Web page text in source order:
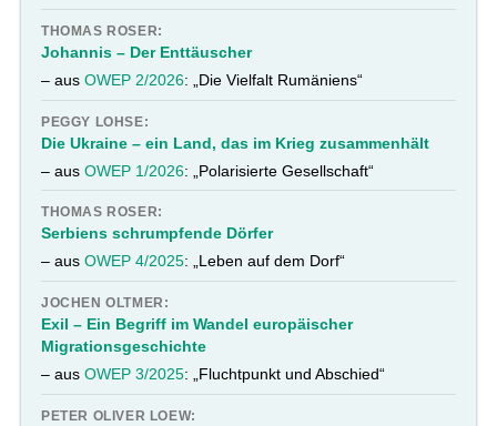
THOMAS ROSER:
Johannis – Der Enttäuscher
– ausOWEP 2/2026: „Die Vielfalt Rumäniens“
PEGGY LOHSE:
Die Ukraine – ein Land, das im Krieg zusammenhält
– ausOWEP 1/2026: „Polarisierte Gesellschaft“
THOMAS ROSER:
Serbiens schrumpfende Dörfer
– ausOWEP 4/2025: „Leben auf dem Dorf“
JOCHEN OLTMER:
Exil – Ein Begriff im Wandel europäischer
Migrationsgeschichte
– ausOWEP 3/2025: „Fluchtpunkt und Abschied“
PETER OLIVER LOEW: